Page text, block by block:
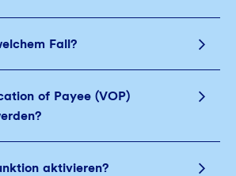
Fall?
of Payee (VOP)
aktivieren?